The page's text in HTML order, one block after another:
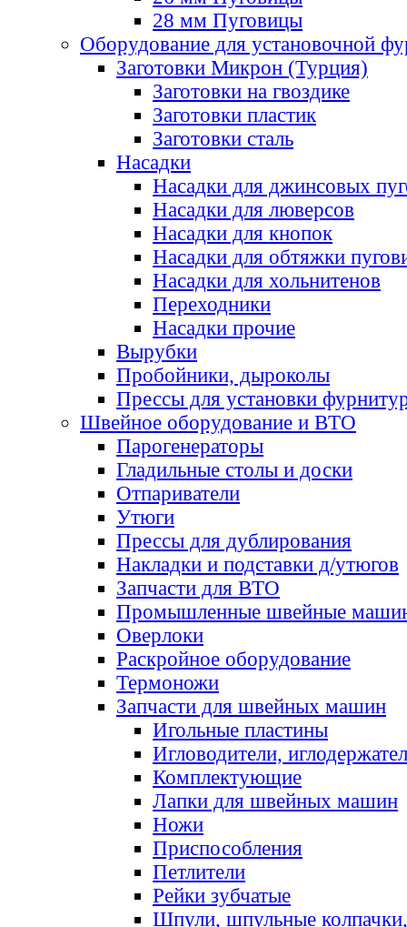
28 мм Пуговицы
Оборудование для установочной
Заготовки Микрон (Турция)
Заготовки на гвоздике
Заготовки пластик
Заготовки сталь
Насадки
Насадки для джинсовых
Насадки для люверсов
Насадки для кнопок
Насадки для обтяжки
Насадки для хольнитенов
Переходники
Насадки прочие
Вырубки
Пробойники, дыроколы
Прессы для установки
Швейное оборудование и ВТО
Парогенераторы
Гладильные столы и доски
Отпариватели
Утюги
Прессы для дублирования
Накладки и подставки д/утюгов
Запчасти для ВТО
Промышленные швейные
Оверлоки
Раскройное оборудование
Термоножи
Запчасти для швейных машин
Игольные пластины
Игловодители,
Комплектующие
Лапки для швейных машин
Ножи
Приспособления
Петлители
Рейки зубчатые
Шпули, шпульные